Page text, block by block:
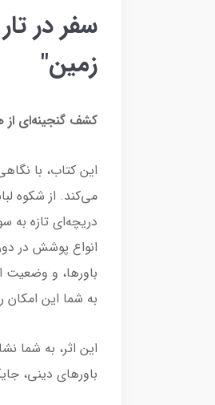
سفر در
زمین"
کشف گنجینه‌ای از
این کتاب، با
می‌کند. از شکوه
دریچه‌ای تازه به
انواع پوشش در
باورها، و وضعیت
به شما این
این اثر، به شما
باورهای دینی،